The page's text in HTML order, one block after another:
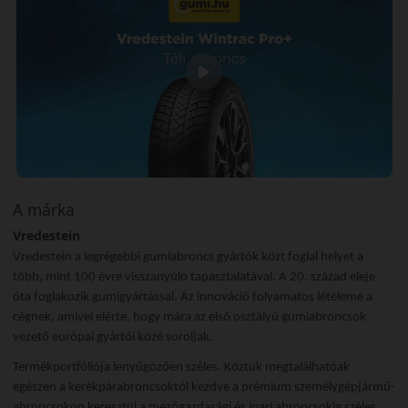
A márka
Vredestein
Vredestein a legrégebbi gumiabroncs gyártók közt foglal helyet a
több, mint 100 évre visszanyúló tapasztalatával. A 20. század eleje
óta foglakozik gumigyártással. Az innováció folyamatos lételeme a
cégnek, amivel elérte, hogy mára az első osztályú gumiabroncsok
vezető európai gyártói közé soroljak.
Termékportfóliója lenyűgözően széles. Köztük megtalálhatóak
egészen a kerékpárabroncsoktól kezdve a prémium személygépjármű-